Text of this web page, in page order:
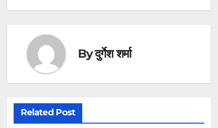
Byदुर्गेश शर्मा
Related Post